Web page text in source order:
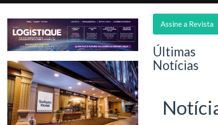
Assine a Revista
Últimas
Notícias